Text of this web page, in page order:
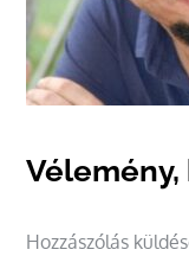
Vélemény,
Hozzászólás